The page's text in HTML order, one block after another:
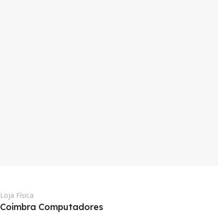
Loja Física
Coimbra Computadores